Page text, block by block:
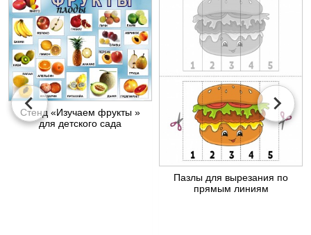
Стенд «Изучаем фрукты »
для детского сада
Пазлы для вырезания по
прямым линиям